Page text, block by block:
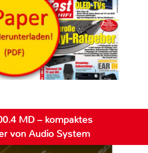
MD – kompaktes
von Audio System